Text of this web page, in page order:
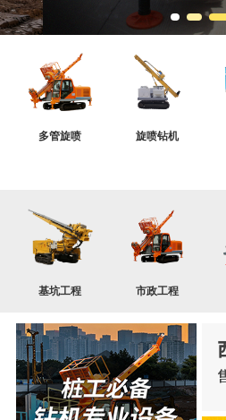
多管旋喷 旋喷钻机
基坑工程 市政工程